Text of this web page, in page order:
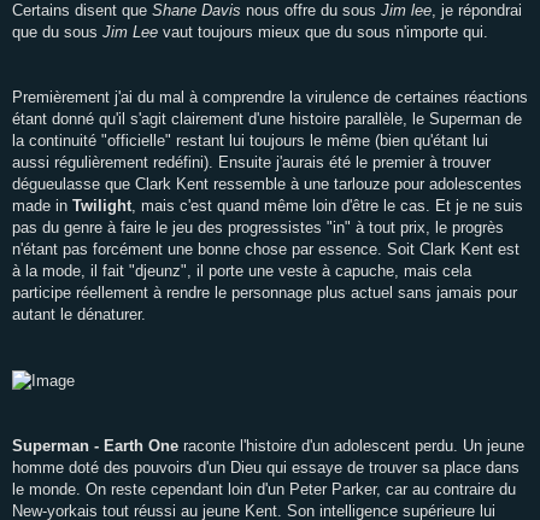
Certains disent que Shane Davis nous offre du sous Jim lee, je répondrai
que du sous Jim Lee vaut toujours mieux que du sous n'importe qui.
Premièrement j'ai du mal à comprendre la virulence de certaines réactions
étant donné qu'il s'agit clairement d'une histoire parallèle, le Superman de
la continuité "officielle" restant lui toujours le même (bien qu'étant lui
aussi régulièrement redéfini). Ensuite j'aurais été le premier à trouver
dégueulasse que Clark Kent ressemble à une tarlouze pour adolescentes
made in Twilight, mais c'est quand même loin d'être le cas. Et je ne suis
pas du genre à faire le jeu des progressistes "in" à tout prix, le progrès
n'étant pas forcément une bonne chose par essence. Soit Clark Kent est
à la mode, il fait "djeunz", il porte une veste à capuche, mais cela
participe réellement à rendre le personnage plus actuel sans jamais pour
autant le dénaturer.
Superman - Earth One raconte l'histoire d'un adolescent perdu. Un jeune
homme doté des pouvoirs d'un Dieu qui essaye de trouver sa place dans
le monde. On reste cependant loin d'un Peter Parker, car au contraire du
New-yorkais tout réussi au jeune Kent. Son intelligence supérieure lui